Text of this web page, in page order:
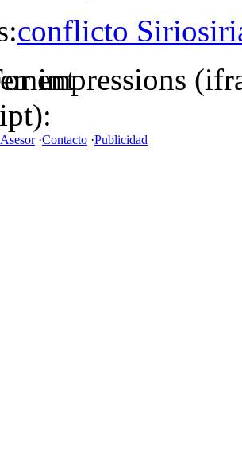
conflicto Sirio
impressions
·Contacto ·Publicidad